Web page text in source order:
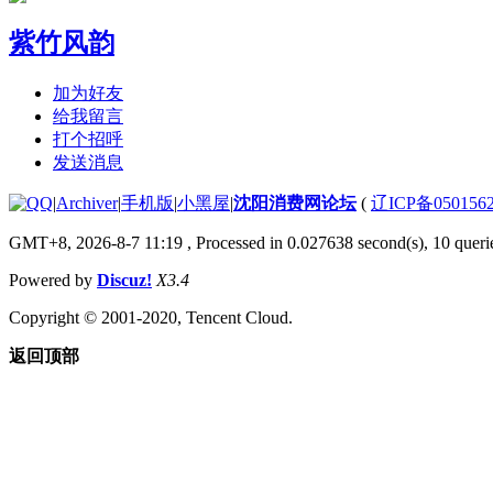
紫竹风韵
加为好友
给我留言
打个招呼
发送消息
|Archiver|手机版|小黑屋|沈阳消费网论坛( 辽ICP备
GMT+8, 2026-8-7 11:19 , Processed in 0.027638 second(s), 10
Powered by Discuz! X3.4
Copyright © 2001-2020, Tencent Cloud.
返回顶部